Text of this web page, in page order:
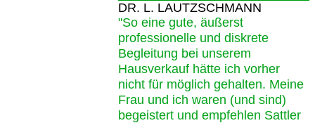
DR. L. LAUTZSCHMANN
"So eine gute, äußerst
professionelle und diskrete
Begleitung bei unserem
Hausverkauf hätte ich vorher
nicht für möglich gehalten. Meine
Frau und ich waren (und sind)
begeistert und empfehlen Sattler